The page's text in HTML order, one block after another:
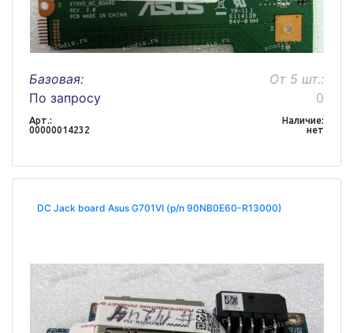
Базовая:
По запросу
От 5 шт.:
0
Арт.:
00000014232
Наличие:
нет
DC Jack board Asus G701VI (p/n 90NB0E60-R13000)